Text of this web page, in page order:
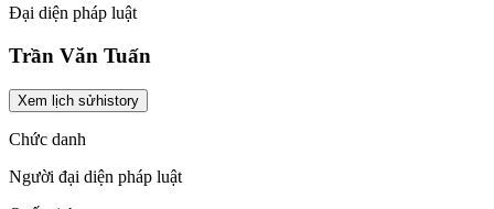
Đại diện pháp luật
Trần Văn Tuấn
Xem lịch sửhistory
Chức danh
Người đại diện pháp luật